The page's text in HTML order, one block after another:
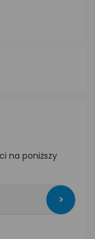
na poniższy
>